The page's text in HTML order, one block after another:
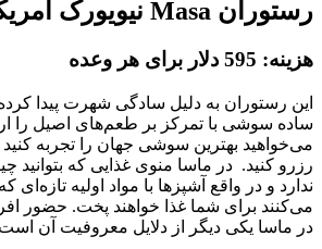
رستوران Masa نیویورک آمریکا
هزینه: 595 دلار برای هر وعده
این رستوران به دلیل سادگی شهرت پیدا
ساده سوشی با تمرکز بر طعم‌های اصیل را
رزرو کنید. در ماسا منوی غذایی که بتوانید
ندارد و در واقع آشپزها با مواد اولیه تازه‌ای
می‌کنند برای شما غذا خواهند پخت. حضور
در ماسا یکی دیگر از دلایل معروفیت آن